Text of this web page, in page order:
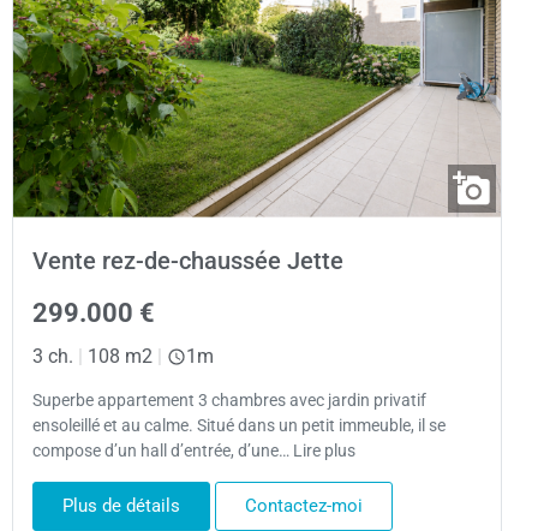
Vente rez-de-chaussée Jette
299.000 €
3 ch. | 108 m2 | 1m
Superbe appartement 3 chambres avec jardin privatif
ensoleillé et au calme. Situé dans un petit immeuble, il se
compose d’un hall d’entrée, d’une… Lire plus
Plus de détails Contactez-moi